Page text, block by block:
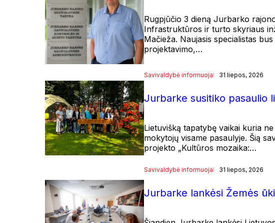
Rugpjūčio 3 dieną Jurbarko
Infrastruktūros ir turto skyriaus
Mačieža. Naujasis specialistas
projektavimo,…
Savivaldybė informuoja 31 liepos, 2026
Jurbarke susitiko pasaulio
Lietuvišką tapatybę vaikai kuria
mokytojų visame pasaulyje. Šią
projekto „Kultūros mozaika:…
Savivaldybė informuoja 31 liepos, 2026
Jurbarke lankėsi Žemės